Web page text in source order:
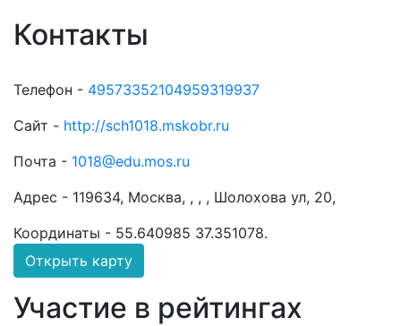
Контакты
Телефон - 49573352104959319937
Сайт - http://sch1018.mskobr.ru
Почта - 1018@edu.mos.ru
Адрес - 119634, Москва, , , , Шолохова ул, 20,
Координаты - 55.640985 37.351078.
Открыть карту
Участие в рейтингах